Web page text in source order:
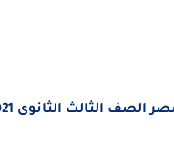
الثالث الثانوى 2021